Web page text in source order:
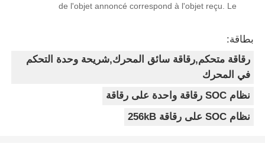
de l'objet annoncé correspond à l'objet reçu. Le
بطاقة:
رقاقة متحكم,رقاقة سائق المحرك,شريحة وحدة التحكم
في المحرك
نظام SOC رقاقة واحدة على رقاقة
نظام SOC على رقاقة 256kB